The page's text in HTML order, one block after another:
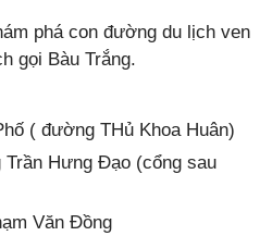
phá con đường du lịch ven
gọi Bàu Trắng.
( đường THủ Khoa Huân)
Hưng Đạo (cổng sau
Văn Đồng